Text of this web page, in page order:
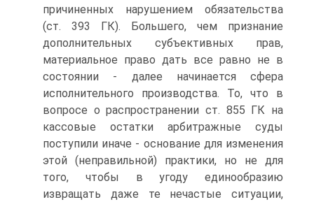
причиненных нарушением обязательства
(ст. 393 ГК). Большего, чем признание
дополнительных субъективных прав,
материальное право дать все равно не в
состоянии - далее начинается сфера
исполнительного производства. То, что в
вопросе о распространении ст. 855 ГК на
кассовые остатки арбитражные суды
поступили иначе - основание для изменения
этой (неправильной) практики, но не для
того, чтобы в угоду единообразию
извращать даже те нечастые ситуации,